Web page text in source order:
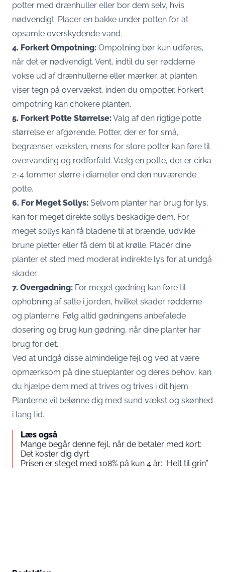
potter med drænhuller eller bor dem selv, hvis
nødvendigt. Placer en bakke under potten for at
opsamle overskydende vand.
4. Forkert Ompotning: Ompotning bør kun udføres,
når det er nødvendigt. Vent, indtil du ser rødderne
vokse ud af drænhullerne eller mærker, at planten
viser tegn på overvækst, inden du ompotter. Forkert
ompotning kan chokere planten.
5. Forkert Potte Størrelse:Valg af den rigtige potte
størrelse er afgørende. Potter, der er for små,
begrænser væksten, mens for store potter kan føre til
overvanding og rodforfald. Vælg en potte, der er cirka
2-4 tommer større i diameter end den nuværende
potte.
6. For Meget Sollys: Selvom planter har brug for lys,
kan for meget direkte sollys beskadige dem. For
meget sollys kan få bladene til at brænde, udvikle
brune pletter eller få dem til at krølle. Placér dine
planter et sted med moderat indirekte lys for at undgå
skader.
7. Overgødning: For meget gødning kan føre til
ophobning af salte i jorden, hvilket skader rødderne
og planterne. Følg altid gødningens anbefalede
dosering og brug kun gødning, når dine planter har
brug for det.
Ved at undgå disse almindelige fejl og ved at være
opmærksom på dine stueplanter og deres behov, kan
du hjælpe dem med at trives og trives i dit hjem.
Planterne vil belønne dig med sund vækst og skønhed
i lang tid.
Læs også
Mange begår denne fejl, når de betaler med kort:
Det koster dig dyrt
Prisen er steget med 108% på kun 4 år: “Helt til grin”